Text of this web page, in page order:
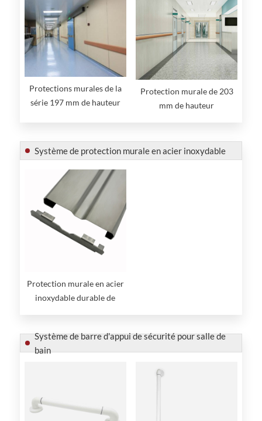
Protections murales de la
série 197 mm de hauteur
Protection murale de 203
mm de hauteur
Système de protection murale en acier inoxydable
Protection murale en acier
inoxydable durable de
Système de barre d'appui de sécurité pour salle de
bain